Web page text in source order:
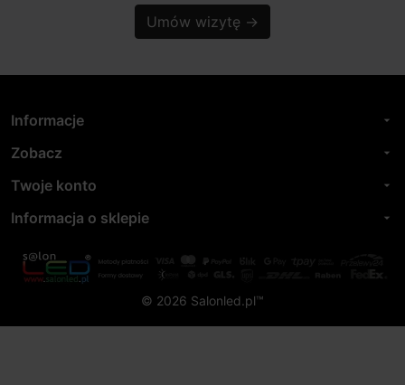
Umów wizytę →
Informacje arrow_drop_down
Zobacz arrow_drop_down
Twoje konto arrow_drop_down
Informacja o sklepie arrow_drop_down
© 2026 Salonled.pl™